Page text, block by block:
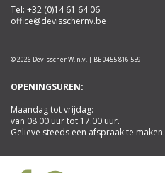
Tel: +32 (0)14 61 64 06
office@devisschernv.be
© 2026 Devisscher W. n.v. | BE 0455 816 559
OPENINGSUREN:
Maandag tot vrijdag:
van 08.00 uur tot 17.00 uur.
Gelieve steeds een afspraak te maken.